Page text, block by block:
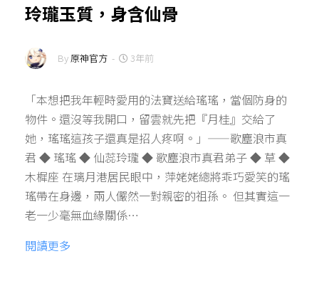
玲瓏玉質，身含仙骨
By原神官方 - 3年前
「本想把我年輕時愛用的法寶送給瑤瑤，當個防身的
物件。還沒等我開口，留雲就先把『月桂』交給了
她，瑤瑤這孩子還真是招人疼啊。」——歌塵浪市真
君 ◆ 瑤瑤 ◆ 仙蕊玲瓏 ◆ 歌塵浪市真君弟子 ◆ 草 ◆
木樨座 在璃月港居民眼中，萍姥姥總將乖巧愛笑的瑤
瑤帶在身邊，兩人儼然一對親密的祖孫。 但其實這一
老一少毫無血緣關係…
閱讀更多